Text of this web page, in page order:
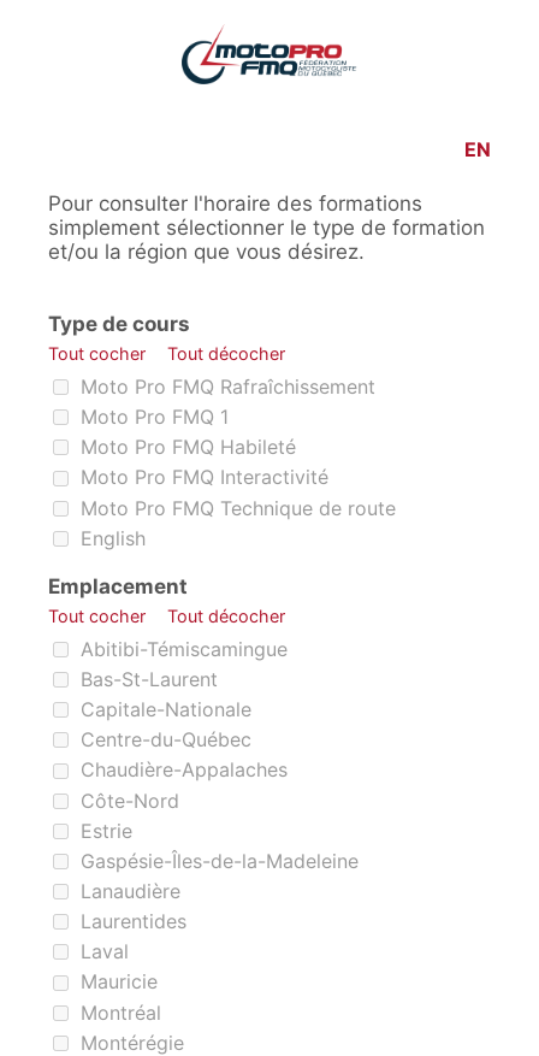
EN
Pour consulter l'horaire des formations
simplement sélectionner le type de formation
et/ou la région que vous désirez.
Type de cours
Tout cocher Tout décocher
Type de cours
Moto Pro FMQ Rafraîchissement
Moto Pro FMQ 1
Moto Pro FMQ Habileté
Moto Pro FMQ Interactivité
Moto Pro FMQ Technique de route
English
Emplacement
Tout cocher Tout décocher
Emplacement
Abitibi-Témiscamingue
Bas-St-Laurent
Capitale-Nationale
Centre-du-Québec
Chaudière-Appalaches
Côte-Nord
Estrie
Gaspésie-Îles-de-la-Madeleine
Lanaudière
Laurentides
Laval
Mauricie
Montréal
Montérégie